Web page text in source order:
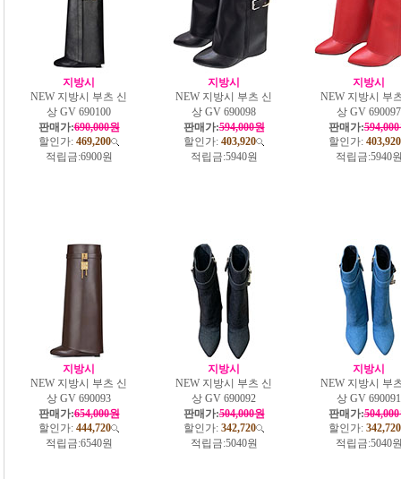
지방시
NEW 지방시 부츠 신
상 GV 690100
판매가:690,000원
할인가: 469,200
적립금:6900원
지방시
NEW 지방시 부츠 신
상 GV 690098
판매가:594,000원
할인가: 403,920
적립금:5940원
지방시
NEW 지방시 부
상 GV 690097
판매가:
할인가: 403,920
적립금:5940
지방시
NEW 지방시 부츠 신
상 GV 690093
판매가:654,000원
할인가: 444,720
적립금:6540원
지방시
NEW 지방시 부츠 신
상 GV 690092
판매가:504,000원
할인가: 342,720
적립금:5040원
지방시
NEW 지방시 부
상 GV 690091
판매가:
할인가: 342,720
적립금:5040